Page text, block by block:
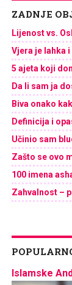
ZADNJE
Lijenost vs.
Vjera je lahka i
5 ajeta koji
Da li sam ja
Biva onako
Definicija i
Učinio sam
Zašto se ovo
100 imena
Zahvalnost –
Islamske